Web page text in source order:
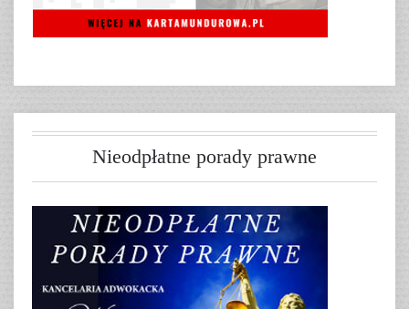
Nieodpłatne porady prawne